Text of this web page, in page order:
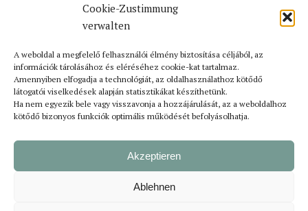
Cookie-Zustimmung
verwalten
A weboldal a megfelelő felhasználói élmény biztosítása céljából, az
információk tárolásához és eléréséhez cookie-kat tartalmaz.
Amennyiben elfogadja a technológiát, az oldalhasználathoz kötődő
látogatói viselkedések alapján statisztikákat készíthetünk.
Ha nem egyezik bele vagy visszavonja a hozzájárulását, az a weboldalhoz
kötődő bizonyos funkciók optimális működését befolyásolhatja.
Akzeptieren
Ablehnen
Korábbi cikkek